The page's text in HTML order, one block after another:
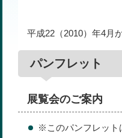
平成22（2010）年4月
パンフレット
展覧会のご案内
※このパンフレット